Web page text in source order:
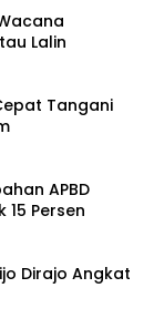
Lalin
Tangani
APBD
Persen
Dirajo Angkat